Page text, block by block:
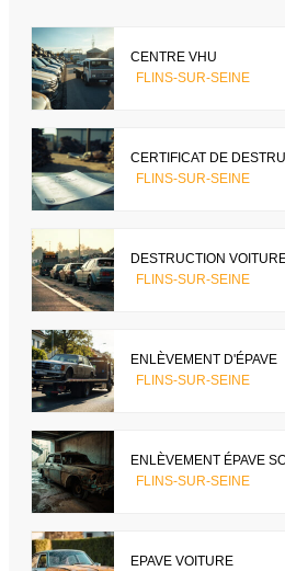
CENTRE VHU
FLINS-SUR-SEINE
CERTIFICAT DE
FLINS-SUR-SEINE
DESTRUCTION
FLINS-SUR-SEINE
ENLÈVEMENT D'ÉPAVE
FLINS-SUR-SEINE
ENLÈVEMENT ÉPAVE
FLINS-SUR-SEINE
EPAVE VOITURE